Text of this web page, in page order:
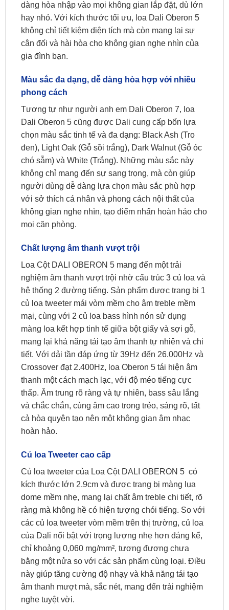
dàng hòa nhập vào mọi không gian lắp đặt, dù lớn
hay nhỏ. Với kích thước tối ưu, loa Dali Oberon 5
không chỉ tiết kiệm diện tích mà còn mang lại sự
cân đối và hài hòa cho không gian nghe nhìn của
gia đình bạn.
Màu sắc đa dạng, dễ dàng hòa hợp với nhiều
phong cách
Tương tự như người anh em Dali Oberon 7, loa
Dali Oberon 5 cũng được Dali cung cấp bốn lựa
chọn màu sắc tinh tế và đa dạng: Black Ash (Tro
đen), Light Oak (Gỗ sồi trắng), Dark Walnut (Gỗ óc
chó sẫm) và White (Trắng). Những màu sắc này
không chỉ mang đến sự sang trọng, mà còn giúp
người dùng dễ dàng lựa chọn màu sắc phù hợp
với sở thích cá nhân và phong cách nội thất của
không gian nghe nhìn, tạo điểm nhấn hoàn hảo cho
mọi căn phòng.
Chất lượng âm thanh vượt trội
Loa Cột DALI OBERON 5 mang đến một trải
nghiệm âm thanh vượt trội nhờ cấu trúc 3 củ loa và
hệ thống 2 đường tiếng. Sản phẩm được trang bị 1
củ loa tweeter mái vòm mềm cho âm treble mềm
mại, cùng với 2 củ loa bass hình nón sử dụng
màng loa kết hợp tinh tế giữa bột giấy và sợi gỗ,
mang lại khả năng tái tạo âm thanh tự nhiên và chi
tiết. Với dải tần đáp ứng từ 39Hz đến 26.000Hz và
Crossover đạt 2.400Hz, loa Oberon 5 tái hiện âm
thanh một cách mạch lạc, với độ méo tiếng cực
thấp. Âm trung rõ ràng và tự nhiên, bass sâu lắng
và chắc chắn, cùng âm cao trong trẻo, sáng rõ, tất
cả hòa quyện tạo nên một không gian âm nhạc
hoàn hảo.
Củ loa Tweeter cao cấp
Củ loa tweeter của Loa Cột DALI OBERON 5 có
kích thước lớn 2.9cm và được trang bị màng lụa
dome mềm nhẹ, mang lại chất âm treble chi tiết, rõ
ràng mà không hề có hiện tượng chói tiếng. So với
các củ loa tweeter vòm mềm trên thị trường, củ loa
của Dali nổi bật với trọng lượng nhẹ hơn đáng kể,
chỉ khoảng 0,060 mg/mm², tương đương chưa
bằng một nửa so với các sản phẩm cùng loại. Điều
này giúp tăng cường độ nhạy và khả năng tái tạo
âm thanh mượt mà, sắc nét, mang đến trải nghiệm
nghe tuyệt vời.